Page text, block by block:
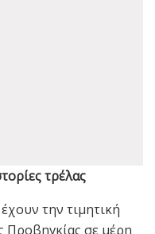
τρέλας
την τιμητική
Προβηγκίας σε μέρη